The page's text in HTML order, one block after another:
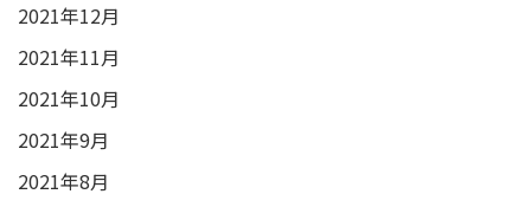
2021年12月
2021年11月
2021年10月
2021年9月
2021年8月